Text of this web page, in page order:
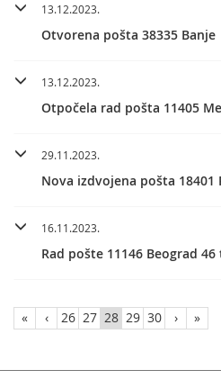
13.12.2023.
Otvorena pošta 38335 Banje
13.12.2023.
Otpočela rad pošta 11405
29.11.2023.
Nova izdvojena pošta 18401
16.11.2023.
Rad pošte 11146 Beograd
« ‹ 26 27 28 29 30 › »